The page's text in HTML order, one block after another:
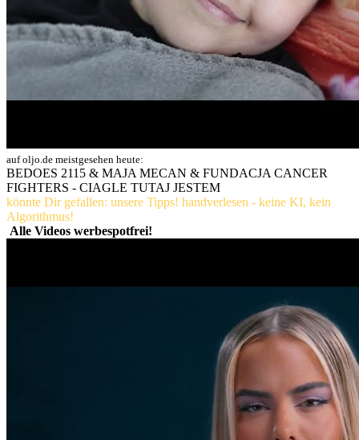
auf oljo.de meistgesehen heute:
BEDOES 2115 & MAJA MECAN & FUNDACJA CANCER
FIGHTERS - CIAGLE TUTAJ JESTEM
könnte Dir gefallen: unsere Tipps! handverlesen - keine KI, kein
Algorithmus!
Alle Videos werbespotfrei!